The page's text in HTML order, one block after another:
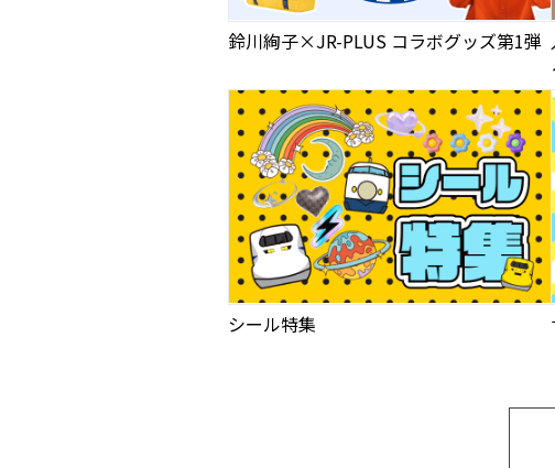
鈴川絢子×JR-PLUS コラボグッズ第1弾
シール特集